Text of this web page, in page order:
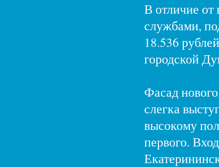
В отличие
службами,
18.536
городской
Фасад
слегка
высокому
первого.